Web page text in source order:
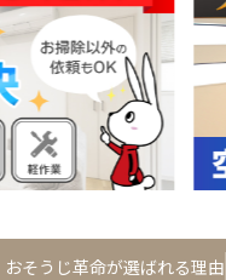
おそうじ革命が選ばれる理由